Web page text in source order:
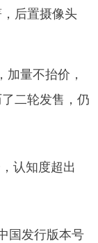
后置摄像头
量不抬价，
二轮发售，仍
国发行版本号